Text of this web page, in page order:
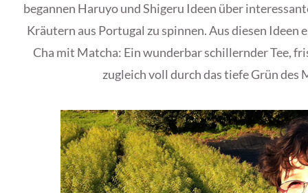
begannen Haruyo und Shigeru Ideen über
Kräutern aus Portugal zu spinnen. Aus diesen Ideen
Cha mit Matcha: Ein wunderbar schillernder Tee,
zugleich voll durch das tiefe Grün